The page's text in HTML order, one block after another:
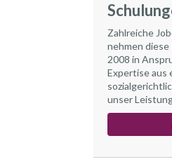
Zahlreiche
nehmen
2008 in
Expertise aus
unser